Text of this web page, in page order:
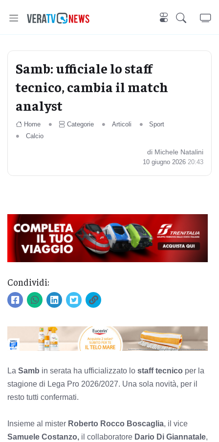
Samb: ufficiale lo staff
tecnico, cambia il match
analyst
Home Categorie Articoli
Sport
Calcio
di Michele Natalini
10 giugno 2026 20:43
Condividi:
La Samb in serata ha ufficializzato lo staff tecnico per la
stagione di Lega Pro 2026/2027. Una sola novità, per il
resto tutti confermati.
Insieme al mister Roberto Rocco Boscaglia, il vice
Samuele Costanzo, il collaboratore Dario Di Giannatale,